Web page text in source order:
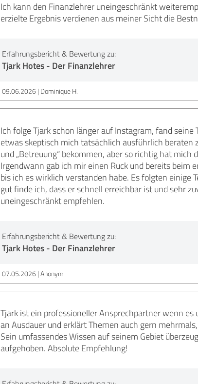
Ich kann den Finanzlehrer uneingeschränkt
erzielte Ergebnis verdienen aus meiner Sicht die
Erfahrungsbericht & Bewertung zu:
Tjark Hotes - Der Finanzlehrer
09.06.2026 Dominique H.
Ich folge Tjark schon länger auf Instagram, fand
etwas skeptisch mich tatsächlich ausführlich beraten
und „Betreuung“ bekommen, aber so richtig hat
Irgendwann gab ich mir einen Ruck und bereits beim
bis ich es wirklich verstanden habe. Es folgten einige
gut finde ich, dass er schnell erreichbar ist und sehr
uneingeschränkt empfehlen.
Erfahrungsbericht & Bewertung zu:
Tjark Hotes - Der Finanzlehrer
07.05.2026 Anonym
Tjark ist ein professioneller Ansprechpartner wenn
an Ausdauer und erklärt Themen auch gern
Sein umfassendes Wissen auf seinem Gebiet
aufgehoben. Absolute Empfehlung!